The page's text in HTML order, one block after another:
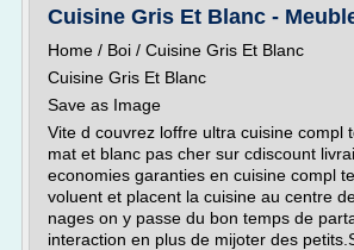
Cuisine Gris Et Blanc -
Home / Boi / Cuisine Gris Et Blanc
Cuisine Gris Et Blanc
Save as Image
Vite d couvrez loffre ultra cuisine compl
mat et blanc pas cher sur cdiscount
economies garanties en cuisine compl
voluent et placent la cuisine au centre
nages on y passe du bon temps de
interaction en plus de mijoter des